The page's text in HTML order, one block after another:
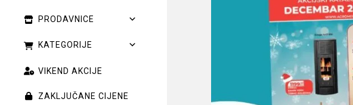
PRODAVNICE
KATEGORIJE
VIKEND AKCIJE
ZAKLJUČANE CIJENE